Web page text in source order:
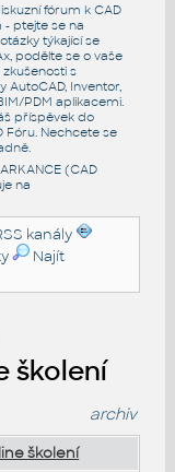
fórum k CAD
- ptejte se na
týkající se
podělte se o vaše
zkušenosti s
AutoCAD, Inventor,
PDM aplikacemi.
příspěvek do
Fóru. Nechcete se
.
(CAD
na
kanály
Najít
školení
archiv
školení